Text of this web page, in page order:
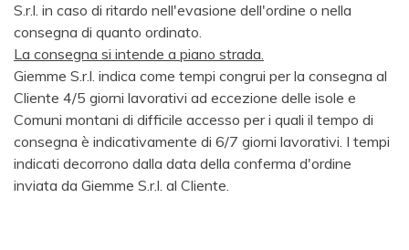
S.r.l. in caso di ritardo nell'evasione dell'ordine o nella
consegna di quanto ordinato.
La consegna si intende a piano strada.
Giemme S.r.l. indica come tempi congrui per la consegna al
Cliente 4/5 giorni lavorativi ad eccezione delle isole e
Comuni montani di difficile accesso per i quali il tempo di
consegna è indicativamente di 6/7 giorni lavorativi. I tempi
indicati decorrono dalla data della conferma d'ordine
inviata da Giemme S.r.l. al Cliente.